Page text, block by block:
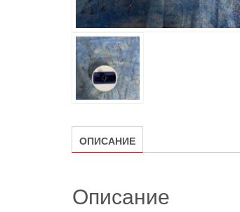
ОПИСАНИЕ
Описание